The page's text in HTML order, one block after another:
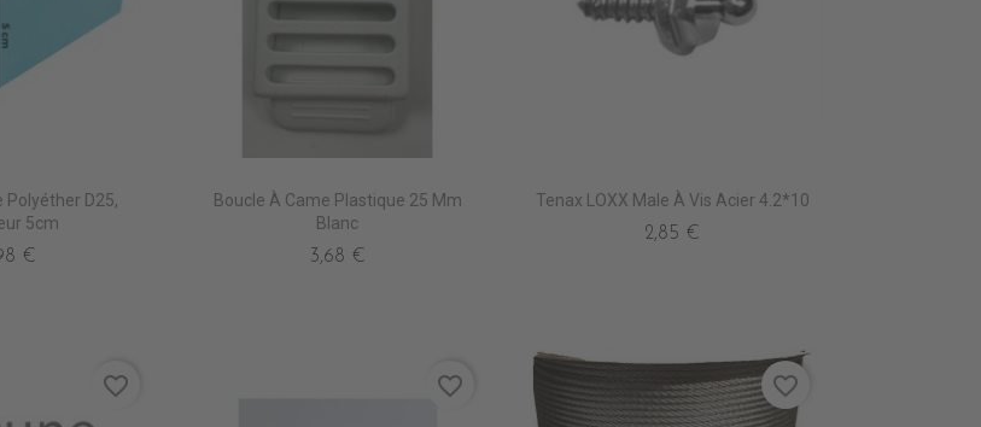
Polyéther D25,
5cm
€
Boucle À Came Plastique 25 Mm
Blanc
3,68 €
Tenax LOXX Male À Vis Acier 4.2*10
2,85 €
favorite_border favorite_border favorite_border